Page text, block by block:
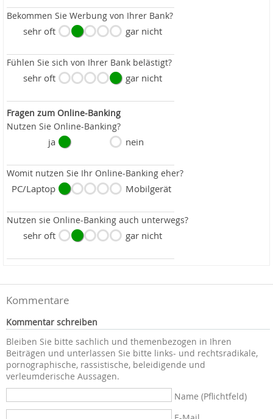
Bekommen Sie Werbung von Ihrer Bank?
sehr oft gar nicht
Fühlen Sie sich von Ihrer Bank belästigt?
sehr oft gar nicht
Fragen zum Online-Banking
Nutzen Sie Online-Banking?
ja nein
Womit nutzen Sie Ihr Online-Banking eher?
PC/Laptop Mobilgerät
Nutzen sie Online-Banking auch unterwegs?
sehr oft gar nicht
Kommentare
Kommentar schreiben
Bleiben Sie bitte sachlich und themenbezogen in Ihren
Beiträgen und unterlassen Sie bitte links- und rechtsradikale,
pornographische, rassistische, beleidigende und
verleumderische Aussagen.
Name (Pflichtfeld)